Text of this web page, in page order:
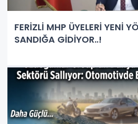
FERİZLİ MHP ÜYELERİ YENİ
SANDIĞA GİDİYOR..!